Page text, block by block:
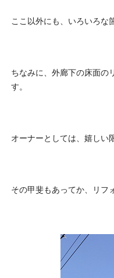
ここ以外にも、いろいろな
ちなみに、外廊下の床面の
す。
オーナーとしては、嬉しい
その甲斐もあってか、リフ